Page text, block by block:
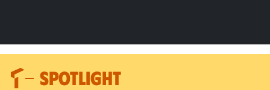
SPOTLIGHT